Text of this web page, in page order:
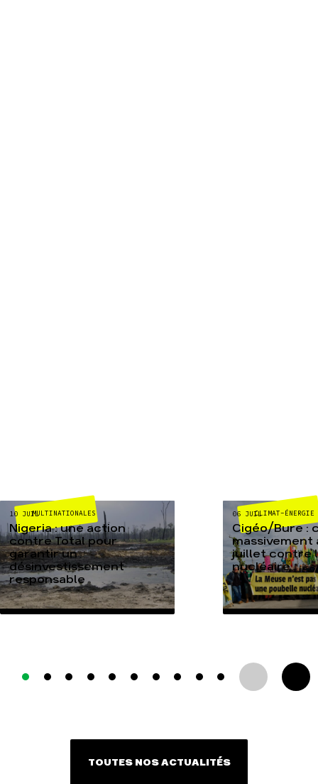
MULTINATIONALES
10 JUIL
Nigeria : une action
contre Total pour
garantir un
désinvestissement
responsable
CLIMAT-ÉNERGIE
06 JUIL
Cigéo/Bure :
massivement
juillet contre
nucléaire
TOUTES NOS ACTUALITÉS